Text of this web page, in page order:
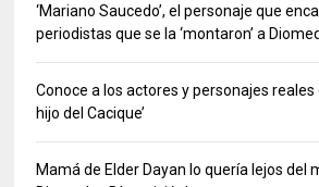
‘Mariano Saucedo’, el personaje que
periodistas que se la ‘montaron’ a
Conoce a los actores y personajes reales
hijo del Cacique’
Mamá de Elder Dayan lo quería lejos del